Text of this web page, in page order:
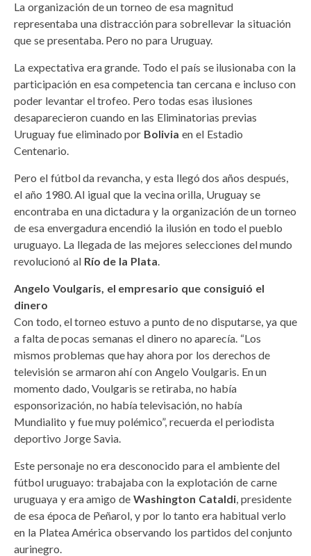
La organización de un torneo de esa magnitud
representaba una distracción para sobrellevar la situación
que se presentaba. Pero no para Uruguay.
La expectativa era grande. Todo el país se ilusionaba con la
participación en esa competencia tan cercana e incluso con
poder levantar el trofeo. Pero todas esas ilusiones
desaparecieron cuando en las Eliminatorias previas
Uruguay fue eliminado por Bolivia en el Estadio
Centenario.
Pero el fútbol da revancha, y esta llegó dos años después,
el año 1980. Al igual que la vecina orilla, Uruguay se
encontraba en una dictadura y la organización de un torneo
de esa envergadura encendió la ilusión en todo el pueblo
uruguayo. La llegada de las mejores selecciones del mundo
revolucionó al Río de la Plata.
Angelo Voulgaris, el empresario que consiguió el
dinero
Con todo, el torneo estuvo a punto de no disputarse, ya que
a falta de pocas semanas el dinero no aparecía. “Los
mismos problemas que hay ahora por los derechos de
televisión se armaron ahí con Angelo Voulgaris. En un
momento dado, Voulgaris se retiraba, no había
esponsorización, no había televisación, no había
Mundialito y fue muy polémico”, recuerda el periodista
deportivo Jorge Savia.
Este personaje no era desconocido para el ambiente del
fútbol uruguayo: trabajaba con la explotación de carne
uruguaya y era amigo deWashington Cataldi, presidente
de esa época de Peñarol, y por lo tanto era habitual verlo
en la Platea América observando los partidos del conjunto
aurinegro.